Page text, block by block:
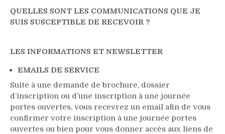
QUELLES SONT LES COMMUNICATIONS QUE JE
SUIS SUSCEPTIBLE DE RECEVOIR ?
LES INFORMATIONS ET NEWSLETTER
EMAILS DE SERVICE
Suite à une demande de brochure, dossier
d’inscription ou d’une inscription à une journée
portes ouvertes, vous recevrez un email afin de vous
confirmer votre inscription à une journée portes
ouvertes ou bien pour vous donner accès aux liens de